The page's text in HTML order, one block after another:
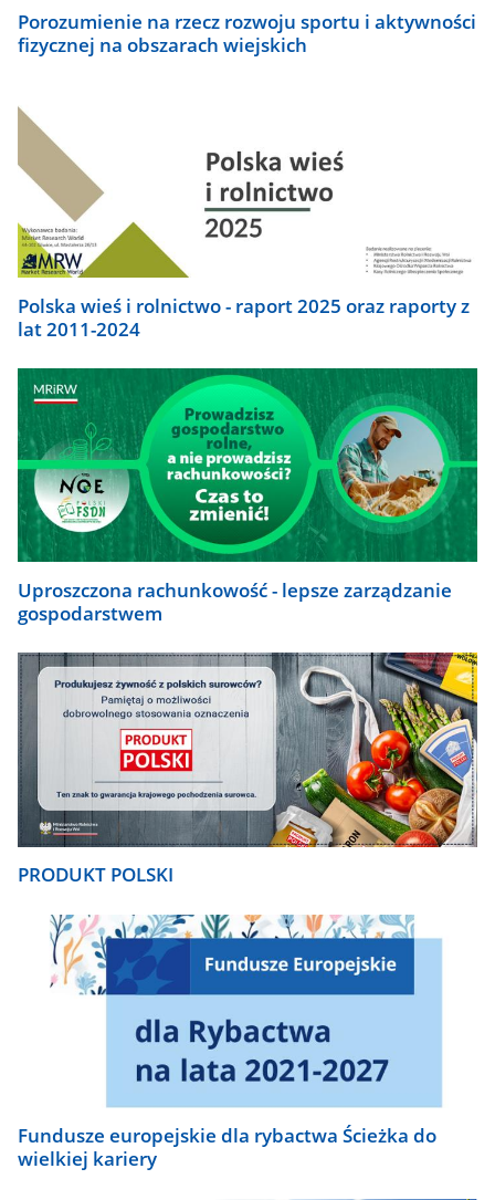
Porozumienie na rzecz rozwoju sportu i aktywności
fizycznej na obszarach wiejskich
Polska wieś i rolnictwo - raport 2025 oraz raporty z
lat 2011-2024
Uproszczona rachunkowość - lepsze zarządzanie
gospodarstwem
PRODUKT POLSKI
Fundusze europejskie dla rybactwa Ścieżka do
wielkiej kariery